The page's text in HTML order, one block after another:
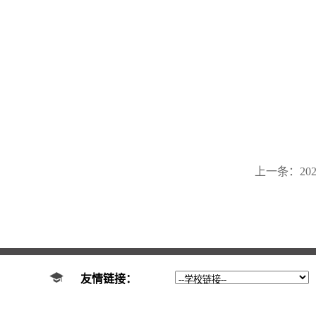
上一条：
友情链接：